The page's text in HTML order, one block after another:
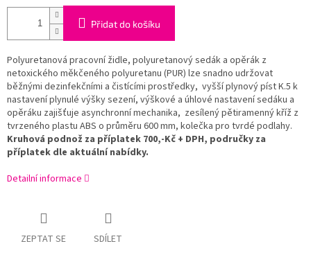
Přidat do košíku
Polyuretanová pracovní židle, polyuretanový sedák a opěrák z
netoxického měkčeného polyuretanu (PUR) lze snadno udržovat
běžnými dezinfekčními a čistícími prostředky, vyšší plynový píst K.5 k
nastavení plynulé výšky sezení, výškové a úhlové nastavení sedáku a
opěráku zajišťuje asynchronní mechanika, zesílený pětiramenný kříž z
tvrzeného plastu ABS o průměru 600 mm, kolečka pro tvrdé podlahy.
Kruhová podnož za příplatek 700,-Kč + DPH, područky za
příplatek dle aktuální nabídky.
Detailní informace
ZEPTAT SE SDÍLET